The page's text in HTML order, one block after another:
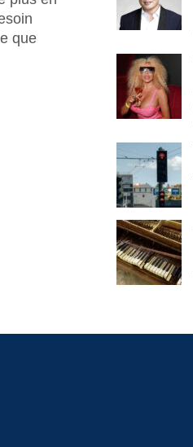
que